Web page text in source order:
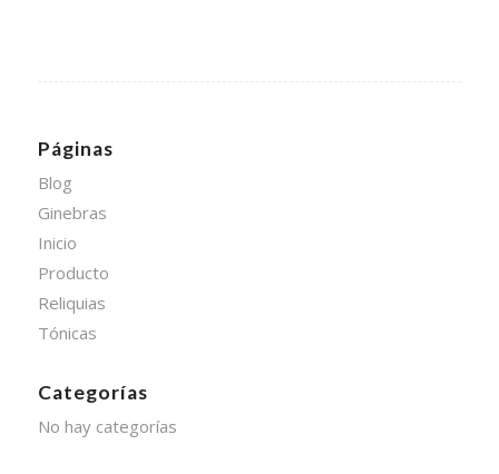
Páginas
Blog
Ginebras
Inicio
Producto
Reliquias
Tónicas
Categorías
No hay categorías